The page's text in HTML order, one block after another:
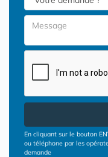
En cliquant sur le bouton
ou téléphone par les
demande